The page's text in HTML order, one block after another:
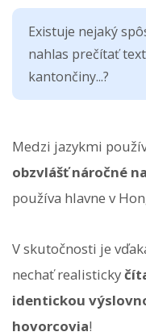
Existuje nejaký
nahlas prečítať
kantončiny...?
Medzi jazykmi
obzvlášť náročné
používa hlavne v
V skutočnosti je
nechať realisticky
identickou
hovorcovia!